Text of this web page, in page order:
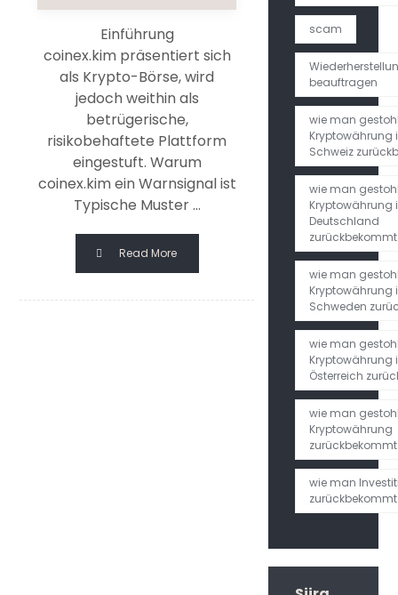
Einführung
coinex.kim präsentiert sich
als Krypto-Börse, wird
jedoch weithin als
betrügerische,
risikobehaftete Plattform
eingestuft. Warum
coinex.kim ein Warnsignal ist
Typische Muster ...
Read More
scam
beauftragen
wie man
Kryptowährung
Schweiz
wie man
Kryptowährung
Deutschland
zurückbekommt
wie man
Kryptowährung
Schweden
wie man
Kryptowährung
Österreich
wie man
Kryptowährung
zurückbekommt
wie man
zurückbekommt